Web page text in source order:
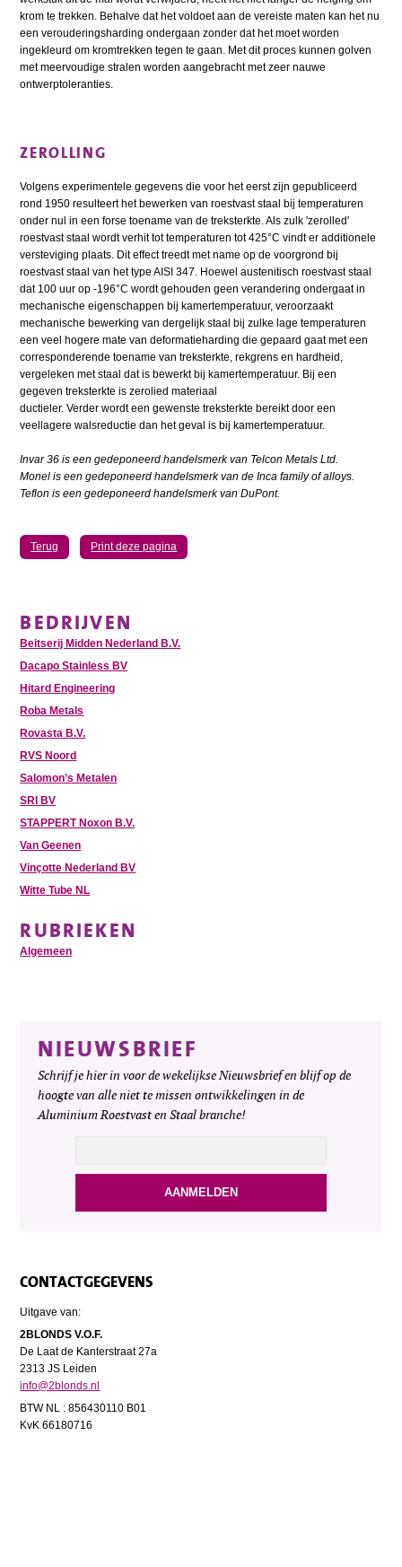
krom te trekken. Behalve dat het voldoet aan de vereiste maten kan het nu
een verouderingsharding ondergaan zonder dat het moet worden
ingekleurd om kromtrekken tegen te gaan. Met dit proces kunnen golven
met meervoudige stralen worden aangebracht met zeer nauwe
ontwerptoleranties.
ZEROLLING
Volgens experimentele gegevens die voor het eerst zijn gepubliceerd
rond 1950 resulteert het bewerken van roestvast staal bij temperaturen
onder nul in een forse toename van de treksterkte. Als zulk 'zerolled'
roestvast staal wordt verhit tot temperaturen tot 425°C vindt er additionele
versteviging plaats. Dit effect treedt met name op de voorgrond bij
roestvast staal van het type AISI 347. Hoewel austenitisch roestvast staal
dat 100 uur op -196°C wordt gehouden geen verandering ondergaat in
mechanische eigenschappen bij kamertemperatuur, veroorzaakt
mechanische bewerking van dergelijk staal bij zulke lage temperaturen
een veel hogere mate van deformatieharding die gepaard gaat met een
corresponderende toename van treksterkte, rekgrens en hardheid,
vergeleken met staal dat is bewerkt bij kamertemperatuur. Bij een
gegeven treksterkte is zerolied materiaal
ductieler. Verder wordt een gewenste treksterkte bereikt door een
veellagere walsreductie dan het geval is bij kamertemperatuur.
Invar 36 is een gedeponeerd handelsmerk van Telcon Metals Ltd.
Monel is een gedeponeerd handelsmerk van de Inca family of alloys.
Teflon is een gedeponeerd handelsmerk van DuPont.
Terug Print deze pagina
BEDRIJVEN
Beitserij Midden Nederland B.V.
Dacapo Stainless BV
Hitard Engineering
Roba Metals
Rovasta B.V.
RVS Noord
Salomon’s Metalen
SRI BV
STAPPERT Noxon B.V.
Van Geenen
Vinçotte Nederland BV
Witte Tube NL
RUBRIEKEN
Algemeen
NIEUWSBRIEF
Schrijf je hier in voor de wekelijkse Nieuwsbrief en blijf op de
hoogte van alle niet te missen ontwikkelingen in de
Aluminium Roestvast en Staal branche!
CONTACTGEGEVENS
Uitgave van:
2BLONDS V.O.F.
De Laat de Kanterstraat 27a
2313 JS Leiden
info@2blonds.nl
BTW NL : 856430110 B01
KvK 66180716